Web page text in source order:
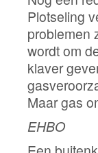
Plotseling
problemen
wordt om
klaver
Maar gas
EHBO